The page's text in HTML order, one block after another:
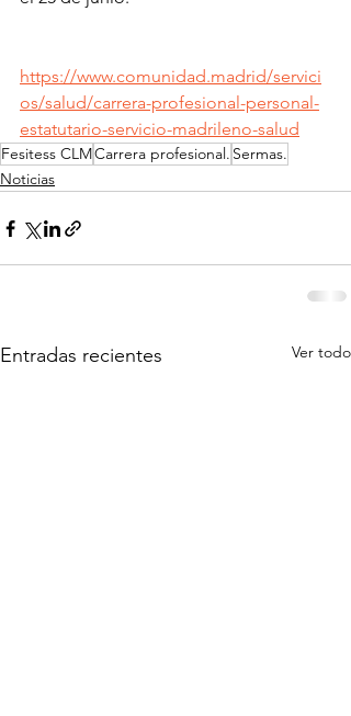
https://www.comunidad.madrid/servici
os/salud/carrera-profesional-personal-
estatutario-servicio-madrileno-salud
Fesitess CLMCarrera profesional. Sermas.
Noticias
Entradas recientes Ver todo